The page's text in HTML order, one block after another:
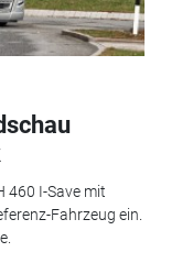
460 I-Save mit
Fahrzeug ein.